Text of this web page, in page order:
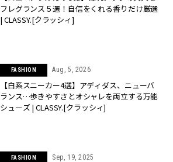
フレグランス５選！自信をくれる香りだけ厳選
| CLASSY.[クラッシィ]
FASHION Aug, 5, 2026
【白系スニーカー4選】アディダス、ニューバ
ランス…歩きやすさとオシャレを両立する万能
シューズ | CLASSY.[クラッシィ]
FASHION Sep, 19, 2025